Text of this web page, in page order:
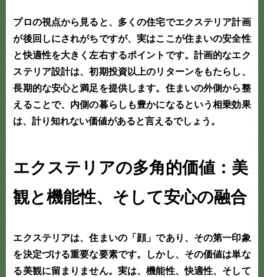
プロの視点から見ると、多くの住宅でエクステリア計画
が後回しにされがちですが、実はここが住まいの安全性
と快適性を大きく左右するポイントです。計画的なエク
ステリア設計は、初期投資以上のリターンをもたらし、
長期的な安心と満足を提供します。住まいの外側から整
えることで、内側の暮らしも豊かになるという相乗効果
は、計り知れない価値があると言えるでしょう。
エクステリアの多角的価値：美
観と機能性、そして安心の融合
エクステリアは、住まいの「顔」であり、その第一印象
を決定づける重要な要素です。しかし、その価値は単な
る美観に留まりません。実は、機能性、快適性、そして